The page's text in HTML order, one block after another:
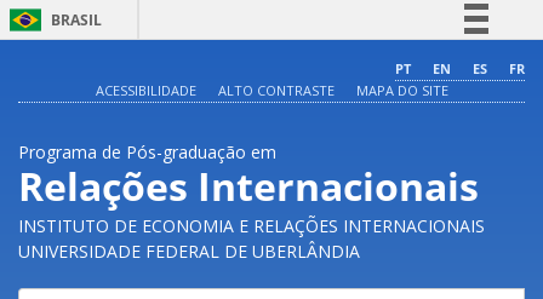
BRASIL
Comunica BR
Acesso à informação
Legislação
PT EN ES
FR
ACESSIBILIDADE
ALTO CONTRASTE MAPA DO SITE
Programa de Pós-graduação em
Relações Internacionais
INSTITUTO DE ECONOMIA E RELAÇÕES INTERNACIONAIS
UNIVERSIDADE FEDERAL DE UBERLÂNDIA